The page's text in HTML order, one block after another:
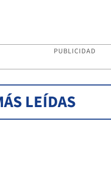
PUBLICIDAD
LEÍDAS